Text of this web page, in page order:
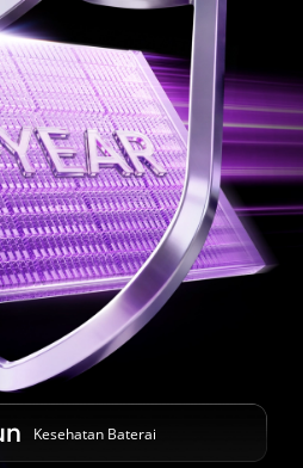
Kesehatan Baterai